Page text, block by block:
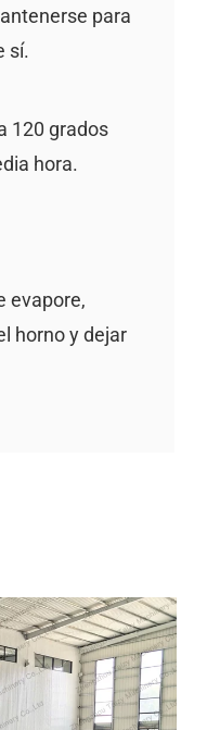
para
sí.
120 grados
hora.
evapore,
horno y dejar